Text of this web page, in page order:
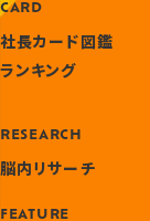
CARD
社長カード図鑑
ランキング
RESEARCH
脳内リサーチ
FEATURE